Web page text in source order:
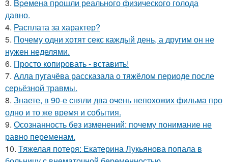
3. Bpeмена прошли реального физического голода
давно.
4. Расплата за характер?
5. Почему одни хотят секс каждый день, а другим он не
нужен неделями.
6. Просто копировать - вставить!
7. Алла пугачёва рассказала о тяжёлом периоде после
серьёзной травмы.
8. Знаете, в 90-е сняли два очень непохожих фильма про
одно и то же время и события.
9. Осознанность без изменений: почему понимание не
равно переменам.
10. Тяжелая потеря: Екатерина Лукьянова попала в